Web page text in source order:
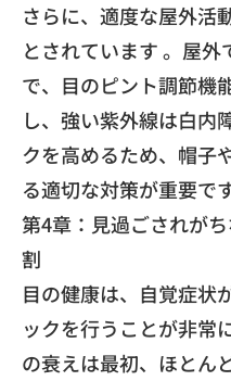
さらに、適度な屋外活
とされています 。屋
で、目のピント調節機
し、強い紫外線は白内
クを高めるため、帽子
る適切な対策が重要です
第4章：見過ごされが
割
目の健康は、自覚症状
ックを行うことが非常
の衰えは最初、ほとん